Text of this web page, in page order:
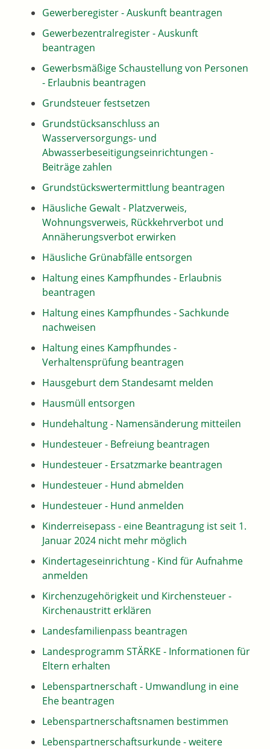
Gewerberegister - Auskunft beantragen
Gewerbezentralregister - Auskunft
beantragen
Gewerbsmäßige Schaustellung von Personen
- Erlaubnis beantragen
Grundsteuer festsetzen
Grundstücksanschluss an
Wasserversorgungs- und
Abwasserbeseitigungseinrichtungen -
Beiträge zahlen
Grundstückswertermittlung beantragen
Häusliche Gewalt - Platzverweis,
Wohnungsverweis, Rückkehrverbot und
Annäherungsverbot erwirken
Häusliche Grünabfälle entsorgen
Haltung eines Kampfhundes - Erlaubnis
beantragen
Haltung eines Kampfhundes - Sachkunde
nachweisen
Haltung eines Kampfhundes -
Verhaltensprüfung beantragen
Hausgeburt dem Standesamt melden
Hausmüll entsorgen
Hundehaltung - Namensänderung mitteilen
Hundesteuer - Befreiung beantragen
Hundesteuer - Ersatzmarke beantragen
Hundesteuer - Hund abmelden
Hundesteuer - Hund anmelden
Kinderreisepass - eine Beantragung ist seit 1.
Januar 2024 nicht mehr möglich
Kindertageseinrichtung - Kind für Aufnahme
anmelden
Kirchenzugehörigkeit und Kirchensteuer -
Kirchenaustritt erklären
Landesfamilienpass beantragen
Landesprogramm STÄRKE - Informationen für
Eltern erhalten
Lebenspartnerschaft - Umwandlung in eine
Ehe beantragen
Lebenspartnerschaftsnamen bestimmen
Lebenspartnerschaftsurkunde - weitere